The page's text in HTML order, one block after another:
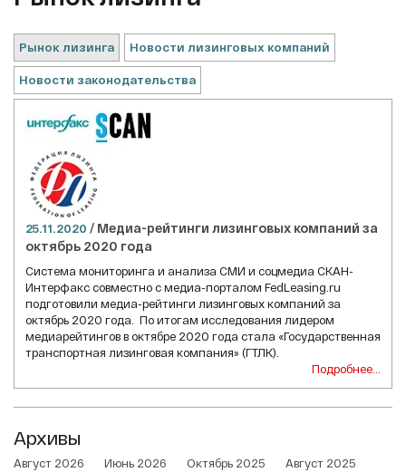
Рынок лизинга Новости лизинговых компаний
Новости законодательства
25.11.2020 / Медиа-рейтинги лизинговых компаний за
октябрь 2020 года
Система мониторинга и анализа СМИ и соцмедиа СКАН-
Интерфакс совместно с медиа-порталом FedLeasing.ru
подготовили медиа-рейтинги лизинговых компаний за
октябрь 2020 года. По итогам исследования лидером
медиарейтингов в октябре 2020 года стала «Государственная
транспортная лизинговая компания» (ГТЛК).
Подробнее...
Архивы
Август 2026 Июнь 2026 Октябрь 2025
Август 2025